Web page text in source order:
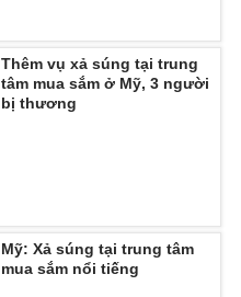
Thêm vụ xả súng tại trung
tâm mua sắm ở Mỹ, 3 người
bị thương
Mỹ: Xả súng tại trung tâm
mua sắm nổi tiếng